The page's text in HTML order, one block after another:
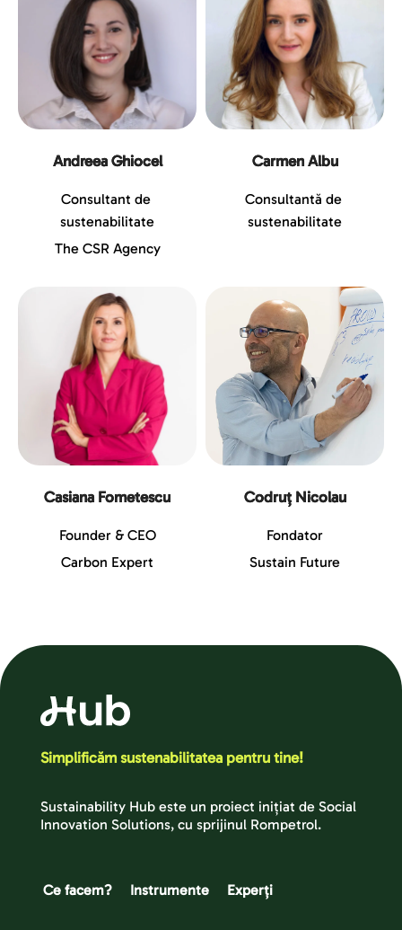
Andreea Ghiocel
Consultant de
sustenabilitate
The CSR Agency
Carmen Albu
Consultantă de
sustenabilitate
Casiana Fometescu
Founder & CEO
Carbon Expert
Codruț Nicolau
Fondator
Sustain Future
Simplificăm sustenabilitatea pentru tine!
Sustainability Hub este un proiect inițiat de Social
Innovation Solutions, cu sprijinul Rompetrol.
Ce facem? Instrumente Experți